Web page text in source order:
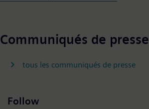
Communiqués de presse
tous les communiqués de presse
Follow